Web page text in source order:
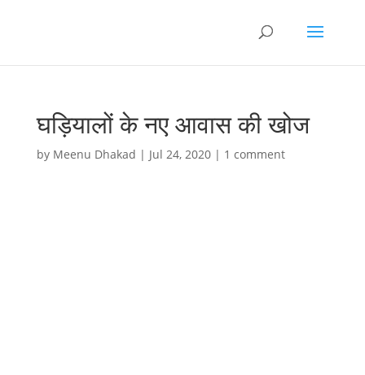
घड़ियालों के नए आवास की खोज
by Meenu Dhakad | Jul 24, 2020| 1 comment